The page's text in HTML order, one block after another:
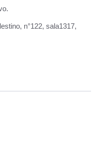
n°122, sala1317,